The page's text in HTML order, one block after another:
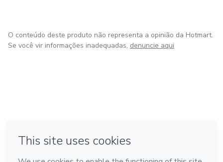
O conteúdo deste produto não representa a opinião da Hotmart.
Se você vir informações inadequadas, denuncie aqui
Feito com ❤ em Bogotá